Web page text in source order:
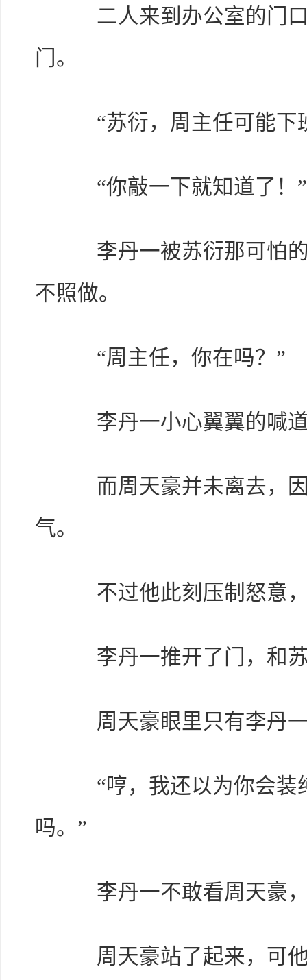
二人来到办公室的门口
门。
“苏衍，周主任可能下
“你敲一下就知道了！”
李丹一被苏衍那可怕的
不照做。
“周主任，你在吗？”
李丹一小心翼翼的喊道
而周天豪并未离去，因
气。
不过他此刻压制怒意，
李丹一推开了门，和苏
周天豪眼里只有李丹一
“哼，我还以为你会装
吗。”
李丹一不敢看周天豪，
周天豪站了起来，可他